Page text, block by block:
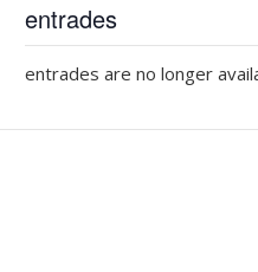
entrades
entrades are no longer